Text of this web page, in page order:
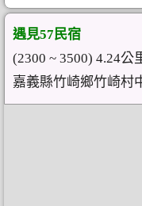
遇見57民宿
(2300 ~ 3500) 4.24公
嘉義縣竹崎鄉竹崎村